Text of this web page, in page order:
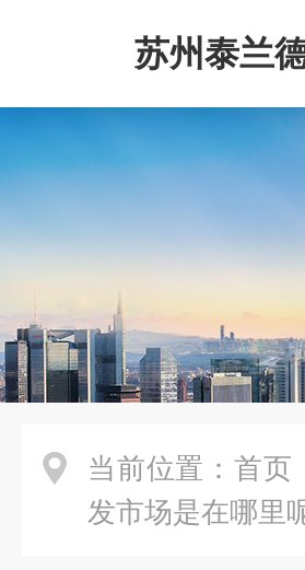
苏州泰兰
当前位置： 首页
发市场是在哪里